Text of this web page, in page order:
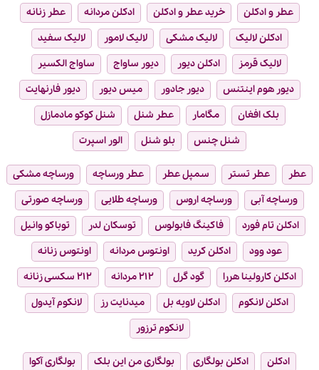
عطر و ادکلن خرید عطر و ادکلن ادکلن مردانه
عطر زنانه
ادکلن لالیک
لالیک مشکی لالیک لامور
لالیک سفید
لالیک قرمز
ادکلن دیور دیور ساواج
ساواج الکسیر
دیور هوم اینتنس
دیور جادور میس دیور
دیور فارنهایت
بلک افغان
مگامار عطر شنل
شنل کوکو مادمازل
شنل چنس
بلو شنل الور اسپرت
عطر عطر تستر سمپل عطر عطر ورساچه
ورساچه مشکی
ورساچه آبی
ورساچه اروس ورساچه طلایی
ورساچه صورتی
ادکلن تام فورد
فاکینگ فابولوس توسکان لدر
توباکو وانیل
عود وود
ادکلن کرید اونتوس مردانه
اونتوس زنانه
ادکلن کارولینا هررا
گود گرل ۲۱۲ مردانه
۲۱۲ سکسی زنانه
ادکلن لانکوم
ادکلن لاویه بل میدنایت رز
لانکوم آیدول
لانکوم ترزور
ادکلن ادکلن بولگاری بولگاری من این بلک
بولگاری آکوا